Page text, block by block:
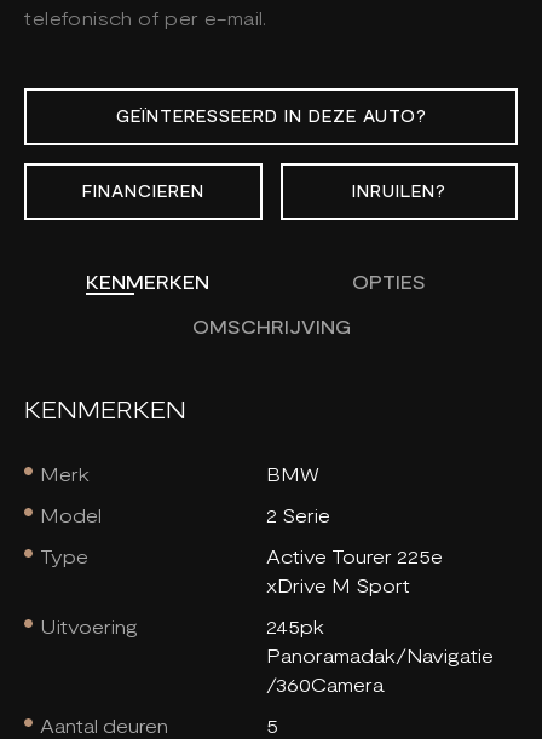
telefonisch of per e-mail.
GEÏNTERESSEERD IN DEZE AUTO?
FINANCIEREN INRUILEN?
KENMERKEN OPTIES
OMSCHRIJVING
KENMERKEN
Merk
BMW
Model
2 Serie
Type
Active Tourer 225e
xDrive M Sport
Uitvoering
245pk
Panoramadak/Navigatie
/360Camera
Aantal deuren
5